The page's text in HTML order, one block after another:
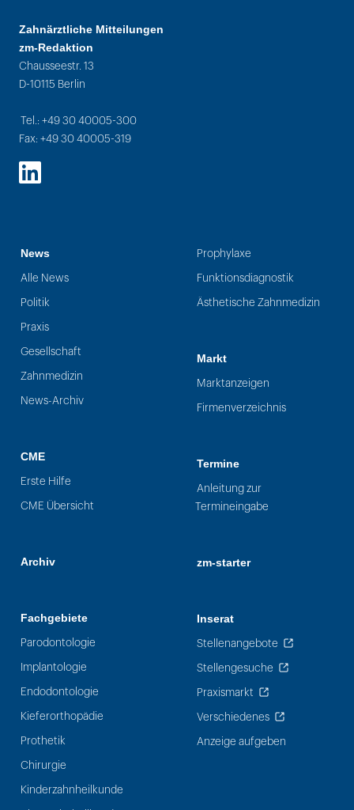
Zahnärztliche Mitteilungen
zm-Redaktion
Chausseestr. 13
D-10115 Berlin
Tel.: +49 30 40005-300
Fax: +49 30 40005-319
LinkedIn
News
Alle News
Politik
Praxis
Gesellschaft
Zahnmedizin
News-Archiv
CME
Erste Hilfe
CME Übersicht
Archiv
Fachgebiete
Parodontologie
Implantologie
Endodontologie
Kieferorthopädie
Prothetik
Chirurgie
Kinderzahnheilkunde
Prophylaxe
Funktionsdiagnostik
Ästhetische Zahnmedizin
Markt
Marktanzeigen
Firmenverzeichnis
Termine
Anleitung zur
Termineingabe
zm-starter
Inserat
Stellenangebote
Stellengesuche
Praxismarkt
Verschiedenes
Anzeige aufgeben